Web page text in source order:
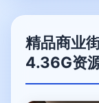
精品商业
4.36G资